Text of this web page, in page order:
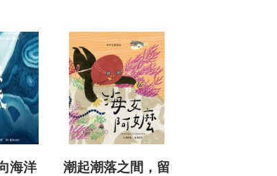
海洋
潮起潮落之間，留